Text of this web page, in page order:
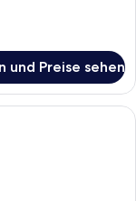
und Preise sehen
Hotelzimmer mit Bett,